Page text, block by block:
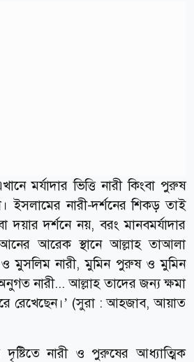
মর্যাদার ভিত্তি নারী কিংবা পুরুষ
ইসলামের নারী-দর্শনের শিকড় তাই
দয়ার দর্শনে নয়, বরং মানবমর্যাদার
আরেক স্থানে আল্লাহ তাআলা
মুসলিম নারী, মুমিন পুরুষ ও মুমিন
নারী... আল্লাহ তাদের জন্য ক্ষমা
রেখেছেন।’ (সুরা : আহজাব, আয়াত
নারী ও পুরুষের আধ্যাত্মিক